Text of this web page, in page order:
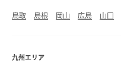
鳥取 島根 岡山 広島 山口
九州エリア